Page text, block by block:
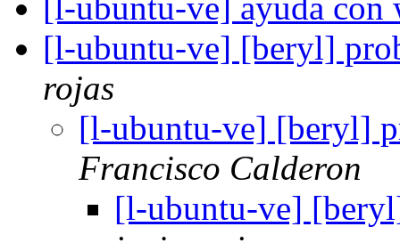
[l-ubuntu-ve] ayuda con
[l-ubuntu-ve] [beryl]
rojas
[l-ubuntu-ve] [beryl]
Francisco Calderon
[l-ubuntu-ve]